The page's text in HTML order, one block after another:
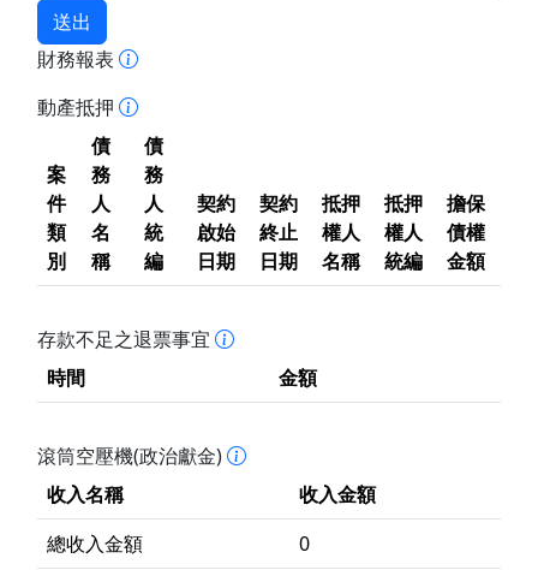
送出
財務報表
動產抵押
案
件
類
別
債
務
人
名
稱
債
務
人
統
編
契約
啟始
日期
契約
終止
日期
抵押
權人
名稱
抵押
權人
統編
擔保
債權
金額
存款不足之退票事宜
時間
金額
滾筒空壓機(政治獻金)
收入名稱
收入金額
總收入金額
0